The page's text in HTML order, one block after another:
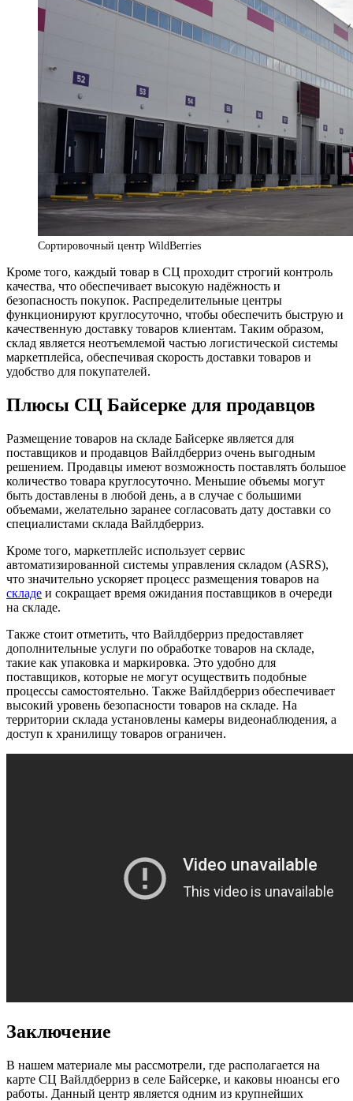
Сортировочный центр WildBerries
Кроме того, каждый товар в СЦ проходит строгий контроль
качества, что обеспечивает высокую надёжность и
безопасность покупок. Распределительные центры
функционируют круглосуточно, чтобы обеспечить быструю и
качественную доставку товаров клиентам. Таким образом,
склад является неотъемлемой частью логистической системы
маркетплейса, обеспечивая скорость доставки товаров и
удобство для покупателей.
Плюсы СЦ Байсерке для продавцов
Размещение товаров на складе Байсерке является для
поставщиков и продавцов Вайлдберриз очень выгодным
решением. Продавцы имеют возможность поставлять большое
количество товара круглосуточно. Меньшие объемы могут
быть доставлены в любой день, а в случае с большими
объемами, желательно заранее согласовать дату доставки со
специалистами склада Вайлдберриз.
Кроме того, маркетплейс использует сервис
автоматизированной системы управления складом (ASRS),
что значительно ускоряет процесс размещения товаров на
складе и сокращает время ожидания поставщиков в очереди
на складе.
Также стоит отметить, что Вайлдберриз предоставляет
дополнительные услуги по обработке товаров на складе,
такие как упаковка и маркировка. Это удобно для
поставщиков, которые не могут осуществить подобные
процессы самостоятельно. Также Вайлдберриз обеспечивает
высокий уровень безопасности товаров на складе. На
территории склада установлены камеры видеонаблюдения, а
доступ к хранилищу товаров ограничен.
Заключение
В нашем материале мы рассмотрели, где располагается на
карте СЦ Вайлдберриз в селе Байсерке, и каковы нюансы его
работы. Данный центр является одним из крупнейших